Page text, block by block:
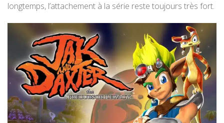
longtemps, l’attachement à la série reste toujours très fort.